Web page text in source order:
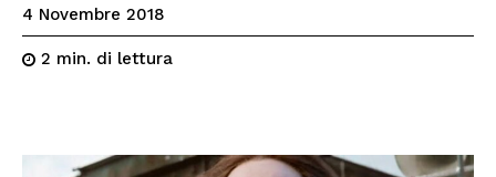
4 Novembre 2018
2 min. di lettura